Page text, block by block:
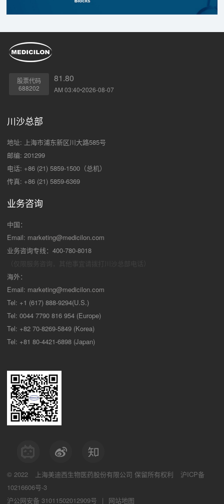
股票代码
688202
81.80
AM 03:40•2026-08-07
川沙总部
地址: 上海市浦东新区川大路585号
邮编: 201299
电话: +86 (21) 5859-1500（总机）
传真: +86 (21) 5859-6369
业务咨询
中国：
Email: marketing@medicilon.com
业务咨询专线：400-780-8018
海外：
Email: marketing@medicilon.com
Tel: +1 (617) 888-9294(U.S.)
Tel: 0044 7790 816 954 (Europe)
Tel: +82 70-8269-5849 (Korea)
Tel: +81 80-4421-6898 (Japan)
© 2022 上海美迪西生物医药股份有限公司 保留所有权利
沪ICP备
10216606号-3
沪公网安备 31011502012909号
| 网站地图